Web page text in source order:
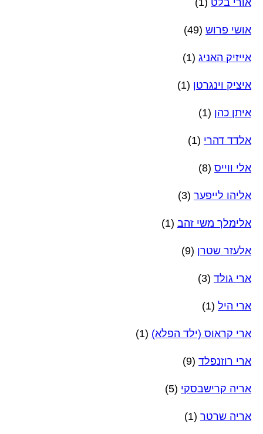
אושי פרוש (49)
אייזיק האניג (1)
איציק וינגרטן (1)
איתן כהן (1)
אלדד דהרי (1)
אלי ווייס (8)
אליהו לייפער (3)
אלימלך משי זהב (1)
אלעזר שטרן (9)
ארי גולד (3)
ארי היל (1)
ארי קראוס (ילד הפלא) (1)
ארי רוזנפלד (9)
אריה קרישבסקי (5)
אריה שרטר (1)